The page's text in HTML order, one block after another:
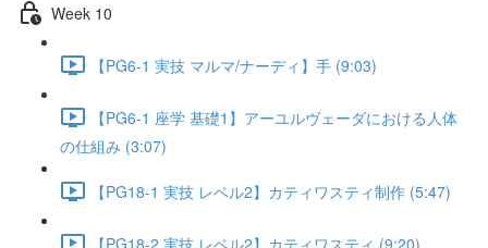
Week 10
【PG6-1 実技 マルマ/ナーディ】手 (9:03)
【PG6-1 座学 基礎1】アーユルヴェーダにおける人体
の仕組み (3:07)
【PG18-1 実技 レベル2】カティワスティ制作 (5:47)
【PG18-2 実技 レベル2】カティワスティ (9:20)